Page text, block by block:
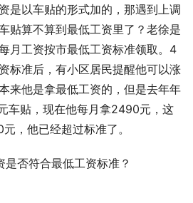
是以车贴的形式加的，那遇到上调
贴算不算到最低工资里了？老徐是
月工资按市最低工资标准领取。4
标准后，有小区居民提醒他可以涨
来他是拿最低工资的，但是去年年
车贴，现在他每月拿2490元，这
，他已经超过标准了。
否符合最低工资标准？